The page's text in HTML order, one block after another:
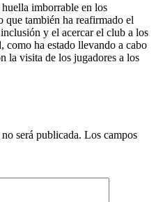
imborrable en los
que también ha reafirmado el
y el acercar el club a los
como ha estado llevando a cabo
la visita de los jugadores a los
será publicada. Los campos